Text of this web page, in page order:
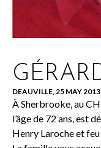
DEAUVILLE, 25 MAY 2013
À Sherbrooke, au
l’âge de 72 ans, est
Henry Laroche et